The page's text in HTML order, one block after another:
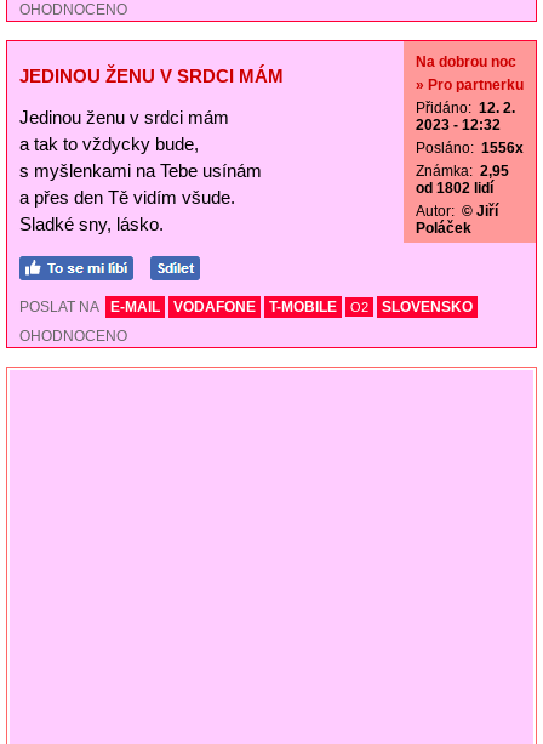
OHODNOCENO
JEDINOU ŽENU V SRDCI MÁM
Jedinou ženu v srdci mám
a tak to vždycky bude,
s myšlenkami na Tebe usínám
a přes den Tě vidím všude.
Sladké sny, lásko.
Na dobrou noc
» Pro partnerku
Přidáno: 12. 2.
2023 - 12:32
Posláno: 1556x
Známka: 2,95
od 1802 lidí
Autor: © Jiří
Poláček
POSLAT NA E-MAIL VODAFONE T-MOBILE O2
SLOVENSKO
OHODNOCENO